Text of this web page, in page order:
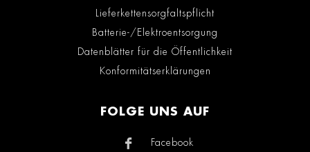
Lieferkettensorgfaltspflicht
Batterie-/Elektroentsorgung
Datenblätter für die Öffentlichkeit
Konformitätserklärungen
FOLGE UNS AUF
Facebook